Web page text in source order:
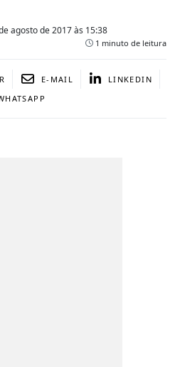
agosto de 2017 às 15:38
1 minuto de leitura
E-MAIL
LINKEDIN